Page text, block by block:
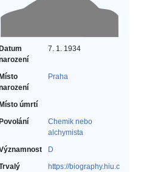
Datum
7. 1. 1934
Místo
Praha
Místo úmrtí
Povolání
Chemik nebo
alchymista‎
D
https://biography.hiu.c